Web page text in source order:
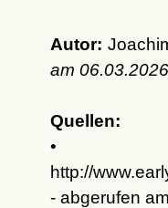
Autor:
am 06.03.2026
Quellen:
•
http://
- abgerufen